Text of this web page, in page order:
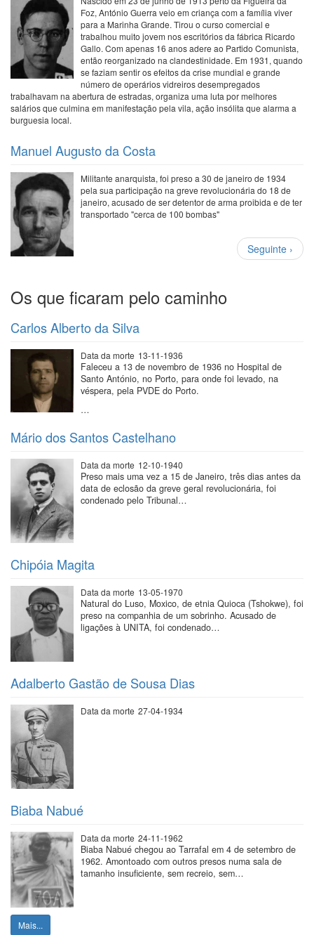
Foz, António Guerra veio em criança com a família viver
para a Marinha Grande. Tirou o curso comercial e
trabalhou muito jovem nos escritórios da fábrica Ricardo
Gallo. Com apenas 16 anos adere ao Partido Comunista,
então reorganizado na clandestinidade. Em 1931, quando
se faziam sentir os efeitos da crise mundial e grande
número de operários vidreiros desempregados
trabalhavam na abertura de estradas, organiza uma luta por melhores
salários que culmina em manifestação pela vila, ação insólita que alarma a
burguesia local.
Manuel Augusto da Costa
Militante anarquista, foi preso a 30 de janeiro de 1934
pela sua participação na greve revolucionária do 18 de
janeiro, acusado de ser detentor de arma proibida e de ter
transportado "cerca de 100 bombas"
Paginação
Próxima
página
Seguinte ›
Os que ficaram pelo caminho
Carlos Alberto da Silva
Data da morte 13-11-1936
Faleceu a 13 de novembro de 1936 no Hospital de
Santo António, no Porto, para onde foi levado, na
véspera, pela PVDE do Porto.
…
Mário dos Santos Castelhano
Data da morte 12-10-1940
Preso mais uma vez a 15 de Janeiro, três dias antes da
data de eclosão da greve geral revolucionária, foi
condenado pelo Tribunal…
Chipóia Magita
Data da morte 13-05-1970
Natural do Luso, Moxico, de etnia Quioca (Tshokwe), foi
preso na companhia de um sobrinho. Acusado de
ligações à UNITA, foi condenado…
Adalberto Gastão de Sousa Dias
Data da morte 27-04-1934
Biaba Nabué
Data da morte 24-11-1962
Biaba Nabué chegou ao Tarrafal em 4 de setembro de
1962. Amontoado com outros presos numa sala de
tamanho insuficiente, sem recreio, sem…
Mais...